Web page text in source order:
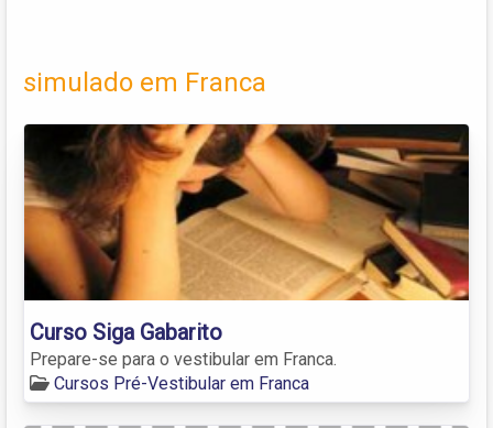
simulado em Franca
Curso Siga Gabarito
Prepare-se para o vestibular em Franca.
Cursos Pré-Vestibular em Franca